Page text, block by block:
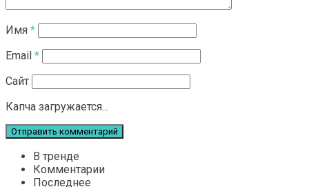
Имя *
Email *
Сайт
Капча загружается...
В тренде
Комментарии
Последнее